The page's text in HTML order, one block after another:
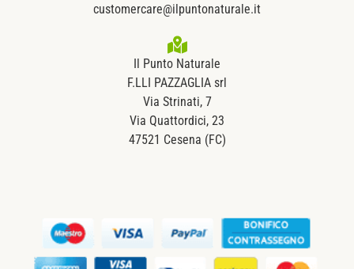
customercare@ilpuntonaturale.it
Il Punto Naturale
F.LLI PAZZAGLIA srl
Via Strinati, 7
Via Quattordici, 23
47521 Cesena (FC)